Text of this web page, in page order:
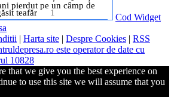
Cod Widget
| Harta site | Despre Cookies | RSS
este operator de date cu
10828
that we give you the best experience on
to use this site we will assume that you